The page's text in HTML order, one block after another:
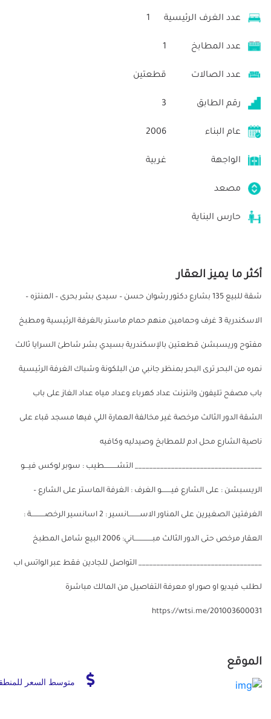
عدد الغرف الرئيسية 1
عدد المطابخ 1
عدد الصالات قطعتين
رقم الطابق 3
عام البناء 2006
الواجهة غربية
مصعد
حارس البناية
أكثر ما يميز العقار
شقة للبيع 135 بشارع دكتور رشوان حسن – سيدى بشر بحرى – المنتزه –
الاسكندرية 3 غرف وحمامين منهم حمام ماستر بالغرفة الرئيسية ومطبخ
مفتوح وريسبشن قطعتين بالإسكندرية بسيدي بشر شاطئ السرايا ثالث
نمره من البحر ترى البحر بمنظر جانبي من البلكونة وشباك الغرفة الرئيسية
باب مصفح تليفون وانترنت عداد كهرباء وعداد مياه عداد الغاز على باب
الشقة الدور الثالث مرخصة غير مخالفة العمارة اللي فيها مسجد قباء على
ناصية الشارع محل ادم للمطابخ وصيدليه وكافيه
___________________________________ التشــــــــــطيب : سوبر لوكس فيـــو
الريسبشن : على الشارع فيــــــــو الغرف : الغرفة الماستر على الشارع –
الغرفتين الصغيرين على المناور الاســـــــــانسير : 2 اسانسير الرخصـــــــــــة :
العقار مرخص حتى الدور الثالث مبـــــــــــــــاني: 2006 البيع شامل المطبخ
__________________________________ التواصل للجادين فقط عبر الواتس اب
لطلب فيديو او صور او معرفة التفاصيل من المالك مباشرة
https://wtsi.me/201003600031
الموقع
متوسط السعر